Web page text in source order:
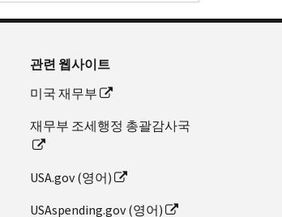
관련 웹사이트
미국 재무부
재무부 조세행정 총괄감사국
USA.gov (영어)
USAspending.gov (영어)